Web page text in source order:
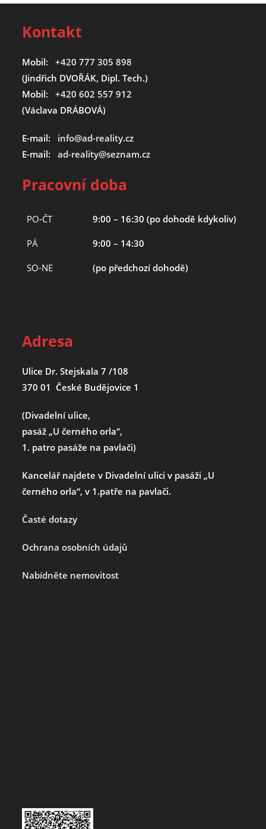
Kontakt
Mobil:+420 777 305 898
(Jindřich DVOŘÁK, Dipl. Tech.)
Mobil:+420 602 557 912
(Václava DRÁBOVÁ)
E-mail: info@ad-reality.cz
E-mail:ad-reality@seznam.cz
Pracovní doba
PO-ČT 9:00 – 16:30 (po dohodě kdykoliv)
PÁ 9:00 – 14:30
SO-NE (po předchozí dohodě)
Adresa
Ulice Dr. Stejskala 7 /108
370 01 České Budějovice 1
(Divadelní ulice,
pasáž „U černého orla“,
1. patro pasáže na pavlači)
Kancelář najdete v Divadelní ulici v pasáži „U
černého orla“, v 1.patře na pavlači.
Časté dotazy
Ochrana osobních údajů
Nabídněte nemovitost